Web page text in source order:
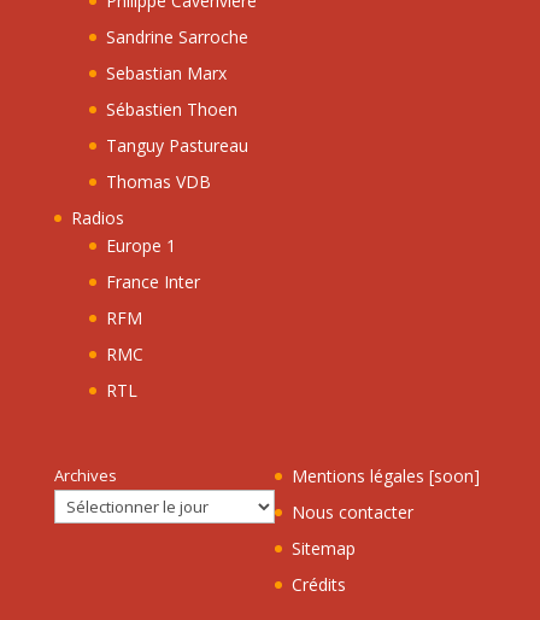
Sandrine Sarroche
Sebastian Marx
Sébastien Thoen
Tanguy Pastureau
Thomas VDB
Radios
Europe 1
France Inter
RFM
RMC
RTL
Archives
Mentions légales [soon]
Nous contacter
Sitemap
Crédits